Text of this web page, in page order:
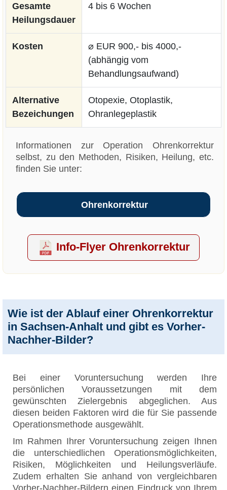
Gesamte
Heilungsdauer
4 bis 6 Wochen
Kosten
⌀ EUR 900,- bis 4000,-
(abhängig vom
Behandlungsaufwand)
Alternative
Bezeichungen
Otopexie, Otoplastik,
Ohranlegeplastik
Informationen zur Operation Ohrenkorrektur
selbst, zu den Methoden, Risiken, Heilung, etc.
finden Sie unter:
Ohrenkorrektur
Info-Flyer Ohrenkorrektur
Wie ist der Ablauf einer Ohrenkorrektur
in Sachsen-Anhalt und gibt es Vorher-
Nachher-Bilder?
Bei einer Voruntersuchung werden Ihre
persönlichen Voraussetzungen mit dem
gewünschten Zielergebnis abgeglichen. Aus
diesen beiden Faktoren wird die für Sie passende
Operationsmethode ausgewählt.
Im Rahmen Ihrer Voruntersuchung zeigen Ihnen
die unterschiedlichen Operationsmöglichkeiten,
Risiken, Möglichkeiten und Heilungsverläufe.
Zudem erhalten Sie anhand von vergleichbaren